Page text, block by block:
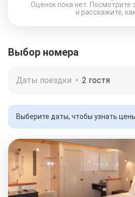
Оценок пока нет. Посмотрите
и расскажите,
Выбор номера
Даты поездки • 2 гостя
Выберите даты, чтобы узнать